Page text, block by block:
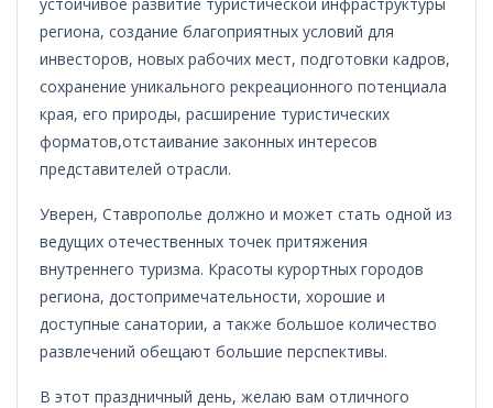
региона, создание благоприятных условий для
инвесторов, новых рабочих мест, подготовки кадров,
сохранение уникального рекреационного потенциала
края, его природы, расширение туристических
форматов,отстаивание законных интересов
представителей отрасли.
Уверен, Ставрополье должно и может стать одной из
ведущих отечественных точек притяжения
внутреннего туризма. Красоты курортных городов
региона, достопримечательности, хорошие и
доступные санатории, а также большое количество
развлечений обещают большие перспективы.
В этот праздничный день, желаю вам отличного